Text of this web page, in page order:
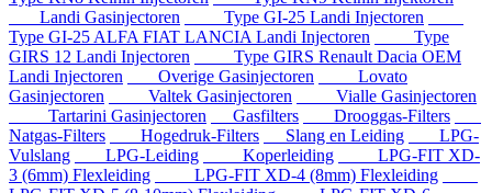
Landi Gasinjectoren
Type GI-25 Landi Injectoren
Type GI-25 ALFA FIAT LANCIA Landi Injectoren
Type
GIRS 12 Landi Injectoren
Type GIRS Renault Dacia OEM
Landi Injectoren
Overige Gasinjectoren
Lovato
Gasinjectoren
Valtek Gasinjectoren
Vialle Gasinjectoren
Tartarini Gasinjectoren
Gasfilters
Drooggas-Filters
Natgas-Filters
Hogedruk-Filters Slang en Leiding
LPG-
Vulslang
LPG-Leiding Koperleiding
LPG-FIT XD-
3 (6mm) Flexleiding
LPG-FIT XD-4 (8mm) Flexleiding